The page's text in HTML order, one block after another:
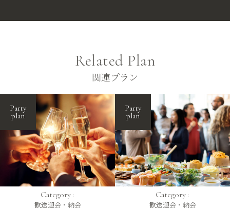
Related Plan
関連プラン
Party
plan
Category :
歓送迎会・納会
Party
plan
Category :
歓送迎会・納会